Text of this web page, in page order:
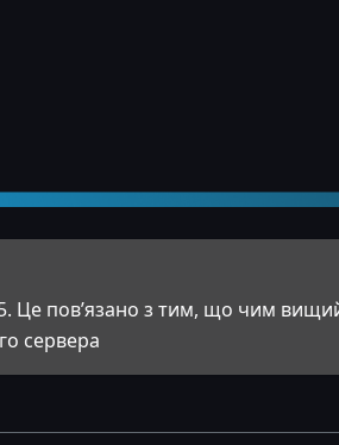
Це пов’язано з тим, що чим
сервера